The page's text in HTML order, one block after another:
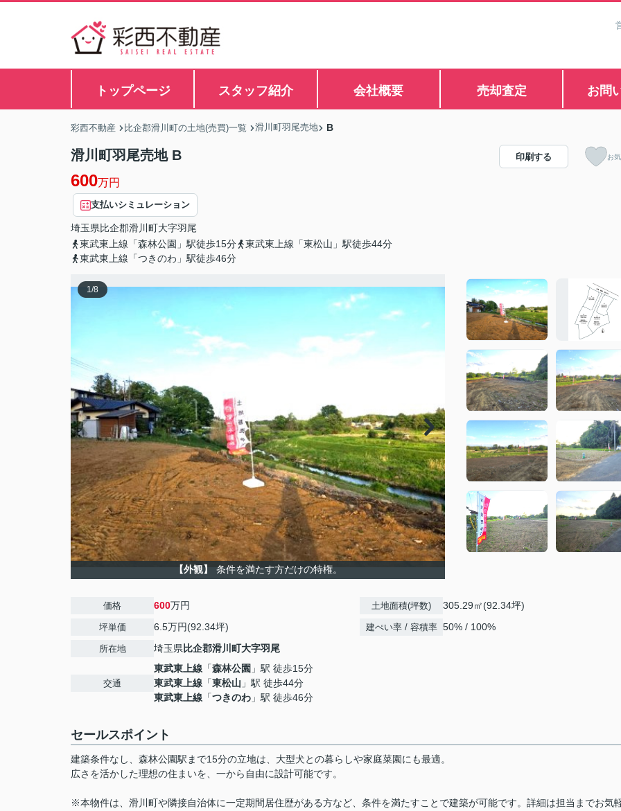
トップページ スタッフ紹介 会社概要 売却査定 お問
彩西不動産 比企郡滑川町の土地(売買)一覧 滑川町羽尾売地 B
滑川町羽尾売地 B
600万円
支払いシミュレーション
埼玉県比企郡滑川町大字羽尾
東武東上線「森林公園」駅徒歩15分
東武東上線「東松山」駅徒歩44分
東武東上線「つきのわ」駅徒歩46分
印刷する お
1/8
【外観】 条件を満たす方だけの特権。
価格 600万円
坪単価 6.5万円(92.34坪)
所在地 埼玉県 比企郡滑川町大字羽尾
交通
東武東上線 「森林公園 」駅 徒歩15分
東武東上線 「東松山 」駅 徒歩44分
東武東上線 「つきのわ 」駅 徒歩46分
土地面積(坪数) 305.29㎡(92.34坪)
建ぺい率 / 容積率 50% / 100%
セールスポイント
建築条件なし、森林公園駅まで15分の立地は、大型犬との暮らしや家庭菜園にも最適。
広さを活かした理想の住まいを、一から自由に設計可能です。
※本物件は、滑川町や隣接自治体に一定期間居住歴がある方など、条件を満たすことで建築が可能です。詳細は担当までお気